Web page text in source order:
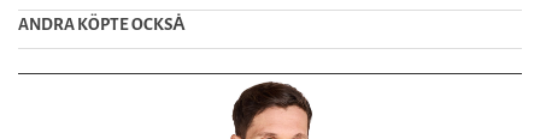
ANDRA KÖPTE OCKSȦ